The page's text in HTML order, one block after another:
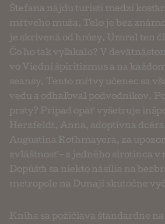
Štefana nájdu turisti medzi
mŕtveho muža. Telo je bez
je skrivená od hrôzy. Umrel ten
Čo ho tak vyľakalo? V
vo Viedni špiritizmus a na
seansy. Tento mŕtvy učenec sa
vedu a odhaľoval podvodníkov.
prsty? Prípad opäť vyšetruje
Herzfeldt. Anna, adoptívna
Augustina Rothmayera, za
zvláštnosť – z jedného sirotinca v
Dopúšťa sa niekto násilia na
metropole na Dunaji skutočne
Kniha sa požičiava štandardne